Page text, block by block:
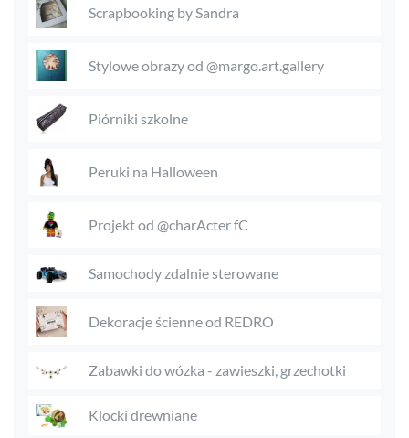
Scrapbooking by Sandra
Stylowe obrazy od @margo.art.gallery
Piórniki szkolne
Peruki na Halloween
Projekt od @charActer fC
Samochody zdalnie sterowane
Dekoracje ścienne od REDRO
Zabawki do wózka - zawieszki, grzechotki
Klocki drewniane